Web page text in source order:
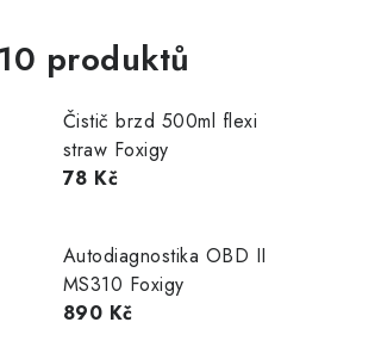
produktů
Čistič brzd 500ml flexi
straw Foxigy
78 Kč
Autodiagnostika OBD II
MS310 Foxigy
890 Kč